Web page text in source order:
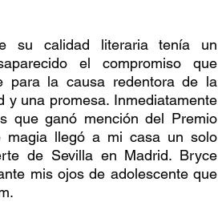
su calidad literaria tenía un
el compromiso que
para la causa redentora de la
y una promesa. Inmediatamente
que ganó mención del Premio
magia llegó a mi casa un solo
de Sevilla en Madrid. Bryce
mis ojos de adolescente que